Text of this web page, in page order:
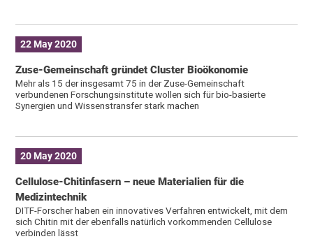
22 May 2020
Zuse-Gemeinschaft gründet Cluster Bioökonomie
Mehr als 15 der insgesamt 75 in der Zuse-Gemeinschaft
verbundenen Forschungsinstitute wollen sich für bio-basierte
Synergien und Wissenstransfer stark machen
20 May 2020
Cellulose-Chitinfasern – neue Materialien für die
Medizintechnik
DITF-Forscher haben ein innovatives Verfahren entwickelt, mit dem
sich Chitin mit der ebenfalls natürlich vorkommenden Cellulose
verbinden lässt